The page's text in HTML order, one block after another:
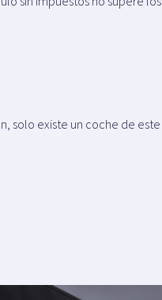
solo existe un coche de este